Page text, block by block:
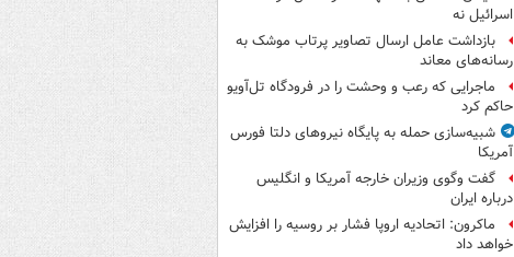
اسرائیل نه
بازداشت عامل ارسال تصاویر پرتاب موشک به
رسانه‌های معاند
ماجرایی که رعب و وحشت را در فرودگاه تل‌آویو
حاکم کرد
شبیه‌سازی حمله به پایگاه نیروهای دلتا فورس
آمریکا
گفت وگوی وزیران خارجه آمریکا و انگلیس
درباره ایران
ماکرون: اتحادیه اروپا فشار بر روسیه را افزایش
خواهد داد